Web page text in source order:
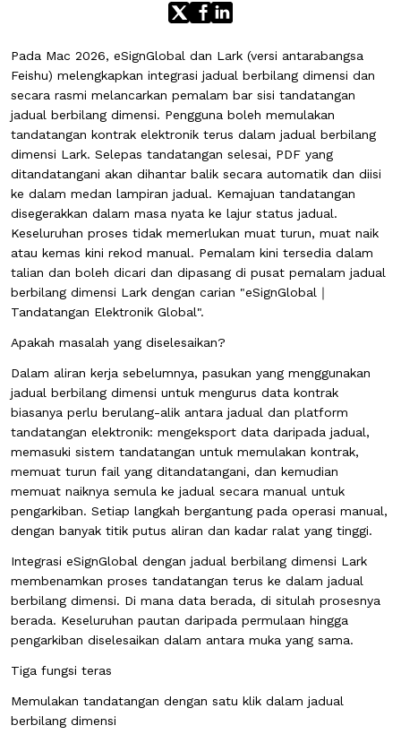
Pada Mac 2026, eSignGlobal dan Lark (versi antarabangsa
Feishu) melengkapkan integrasi jadual berbilang dimensi dan
secara rasmi melancarkan pemalam bar sisi tandatangan
jadual berbilang dimensi. Pengguna boleh memulakan
tandatangan kontrak elektronik terus dalam jadual berbilang
dimensi Lark. Selepas tandatangan selesai, PDF yang
ditandatangani akan dihantar balik secara automatik dan diisi
ke dalam medan lampiran jadual. Kemajuan tandatangan
disegerakkan dalam masa nyata ke lajur status jadual.
Keseluruhan proses tidak memerlukan muat turun, muat naik
atau kemas kini rekod manual. Pemalam kini tersedia dalam
talian dan boleh dicari dan dipasang di pusat pemalam jadual
berbilang dimensi Lark dengan carian "eSignGlobal｜
Tandatangan Elektronik Global".
Apakah masalah yang diselesaikan?
Dalam aliran kerja sebelumnya, pasukan yang menggunakan
jadual berbilang dimensi untuk mengurus data kontrak
biasanya perlu berulang-alik antara jadual dan platform
tandatangan elektronik: mengeksport data daripada jadual,
memasuki sistem tandatangan untuk memulakan kontrak,
memuat turun fail yang ditandatangani, dan kemudian
memuat naiknya semula ke jadual secara manual untuk
pengarkiban. Setiap langkah bergantung pada operasi manual,
dengan banyak titik putus aliran dan kadar ralat yang tinggi.
Integrasi eSignGlobal dengan jadual berbilang dimensi Lark
membenamkan proses tandatangan terus ke dalam jadual
berbilang dimensi. Di mana data berada, di situlah prosesnya
berada. Keseluruhan pautan daripada permulaan hingga
pengarkiban diselesaikan dalam antara muka yang sama.
Tiga fungsi teras
Memulakan tandatangan dengan satu klik dalam jadual
berbilang dimensi